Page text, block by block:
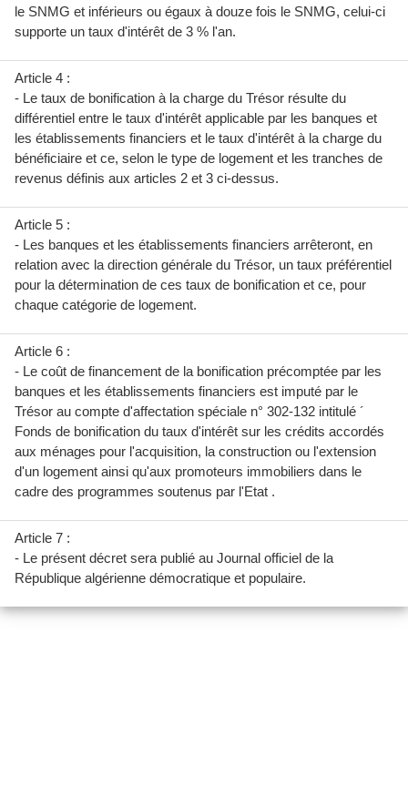
le SNMG et inférieurs ou égaux à douze fois le SNMG, celui-ci
supporte un taux d'intérêt de 3 % l'an.
Article 4 :
- Le taux de bonification à la charge du Trésor résulte du
différentiel entre le taux d'intérêt applicable par les banques et
les établissements financiers et le taux d'intérêt à la charge du
bénéficiaire et ce, selon le type de logement et les tranches de
revenus définis aux articles 2 et 3 ci-dessus.
Article 5 :
- Les banques et les établissements financiers arrêteront, en
relation avec la direction générale du Trésor, un taux préférentiel
pour la détermination de ces taux de bonification et ce, pour
chaque catégorie de logement.
Article 6 :
- Le coût de financement de la bonification précomptée par les
banques et les établissements financiers est imputé par le
Trésor au compte d'affectation spéciale n° 302-132 intitulé ´
Fonds de bonification du taux d'intérêt sur les crédits accordés
aux ménages pour l'acquisition, la construction ou l'extension
d'un logement ainsi qu'aux promoteurs immobiliers dans le
cadre des programmes soutenus par l'Etat .
Article 7 :
- Le présent décret sera publié au Journal officiel de la
République algérienne démocratique et populaire.